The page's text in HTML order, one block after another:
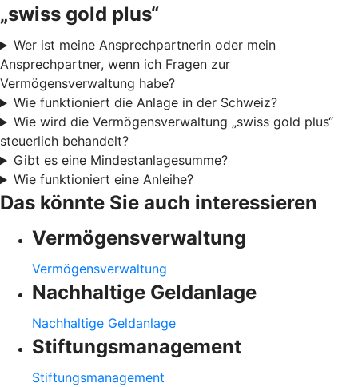
„swiss gold plus“
Wer ist meine Ansprechpartnerin oder mein
Ansprechpartner, wenn ich Fragen zur
Vermögensverwaltung habe?
Wie funktioniert die Anlage in der Schweiz?
Wie wird die Vermögensverwaltung „swiss gold plus“
steuerlich behandelt?
Gibt es eine Mindestanlagesumme?
Wie funktioniert eine Anleihe?
Das könnte Sie auch interessieren
Vermögensverwaltung
Vermögensverwaltung
Nachhaltige Geldanlage
Nachhaltige Geldanlage
Stiftungsmanagement
Stiftungsmanagement